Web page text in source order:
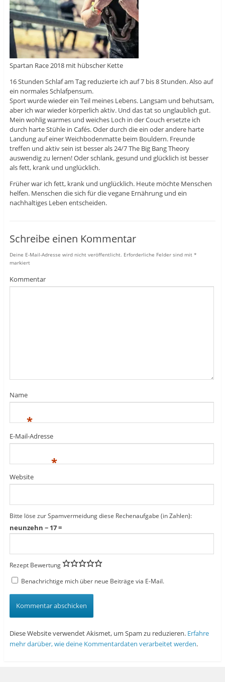
Spartan Race 2018 mit hübscher Kette
16 Stunden Schlaf am Tag reduzierte ich auf 7 bis 8 Stunden. Also auf
ein normales Schlafpensum.
Sport wurde wieder ein Teil meines Lebens. Langsam und behutsam,
aber ich war wieder körperlich aktiv. Und das tat so unglaublich gut.
Mein wohlig warmes und weiches Loch in der Couch ersetzte ich
durch harte Stühle in Cafés. Oder durch die ein oder andere harte
Landung auf einer Weichbodenmatte beim Bouldern. Freunde
treffen und aktiv sein ist besser als 24/7 The Big Bang Theory
auswendig zu lernen! Oder schlank, gesund und glücklich ist besser
als fett, krank und unglücklich.
Früher war ich fett, krank und unglücklich. Heute möchte Menschen
helfen. Menschen die sich für die vegane Ernährung und ein
nachhaltiges Leben entscheiden.
Schreibe einen Kommentar
Deine E-Mail-Adresse wird nicht veröffentlicht. Erforderliche Felder sind mit *
markiert
Kommentar
Name
*
E-Mail-Adresse
*
Website
Bitte löse zur Spamvermeidung diese Rechenaufgabe (in Zahlen):
neunzehn − 17 =
Rezept Bewertung
Benachrichtige mich über neue Beiträge via E-Mail.
Diese Website verwendet Akismet, um Spam zu reduzieren. Erfahre
mehr darüber, wie deine Kommentardaten verarbeitet werden.